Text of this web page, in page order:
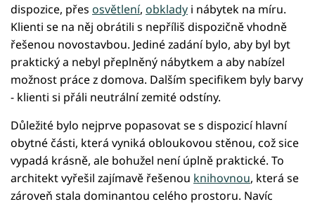
dispozice, přes osvětlení, obklady i nábytek na míru.
Klienti se na něj obrátili s nepříliš dispozičně vhodně
řešenou novostavbou. Jediné zadání bylo, aby byl byt
praktický a nebyl přeplněný nábytkem a aby nabízel
možnost práce z domova. Dalším specifikem byly barvy
- klienti si přáli neutrální zemité odstíny.
Důležité bylo nejprve popasovat se s dispozicí hlavní
obytné části, která vyniká obloukovou stěnou, což sice
vypadá krásně, ale bohužel není úplně praktické. To
architekt vyřešil zajímavě řešenou knihovnou, která se
zároveň stala dominantou celého prostoru. Navíc